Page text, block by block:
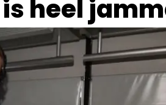
heel